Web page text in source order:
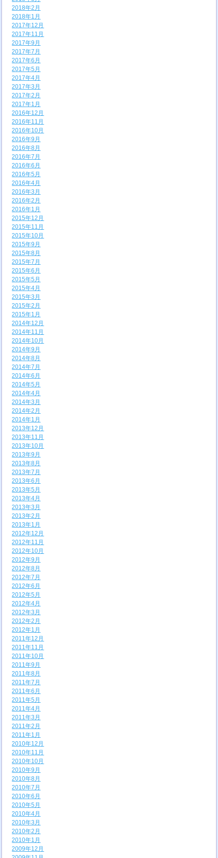
2018年2月
2018年1月
2017年12月
2017年11月
2017年9月
2017年7月
2017年6月
2017年5月
2017年4月
2017年3月
2017年2月
2017年1月
2016年12月
2016年11月
2016年10月
2016年9月
2016年8月
2016年7月
2016年6月
2016年5月
2016年4月
2016年3月
2016年2月
2016年1月
2015年12月
2015年11月
2015年10月
2015年9月
2015年8月
2015年7月
2015年6月
2015年5月
2015年4月
2015年3月
2015年2月
2015年1月
2014年12月
2014年11月
2014年10月
2014年9月
2014年8月
2014年7月
2014年6月
2014年5月
2014年4月
2014年3月
2014年2月
2014年1月
2013年12月
2013年11月
2013年10月
2013年9月
2013年8月
2013年7月
2013年6月
2013年5月
2013年4月
2013年3月
2013年2月
2013年1月
2012年12月
2012年11月
2012年10月
2012年9月
2012年8月
2012年7月
2012年6月
2012年5月
2012年4月
2012年3月
2012年2月
2012年1月
2011年12月
2011年11月
2011年10月
2011年9月
2011年8月
2011年7月
2011年6月
2011年5月
2011年4月
2011年3月
2011年2月
2011年1月
2010年12月
2010年11月
2010年10月
2010年9月
2010年8月
2010年7月
2010年6月
2010年5月
2010年4月
2010年3月
2010年2月
2010年1月
2009年12月